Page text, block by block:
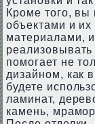
Кроме того, вы
объектами и
материалами,
реализовывать
помогает не
дизайном, как
будете
ламинат,
камень,